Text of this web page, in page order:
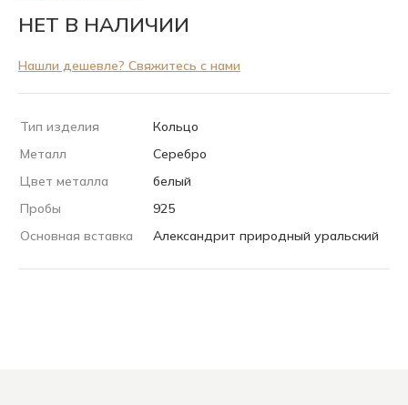
НЕТ В НАЛИЧИИ
Нашли дешевле? Свяжитесь с нами
Тип изделия
Кольцо
Металл
Серебро
Цвет металла
белый
Пробы
925
Основная вставка
Александрит природный уральский